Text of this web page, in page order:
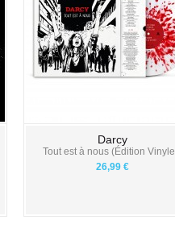
Darcy
Tout est à nous (Édition
26,99 €